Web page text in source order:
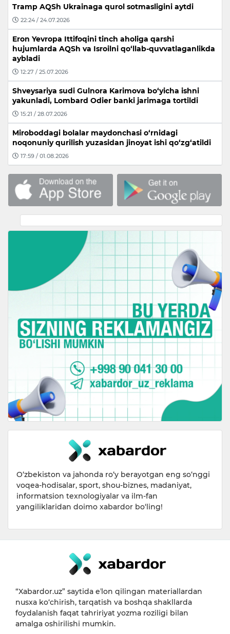
Tramp AQSh Ukrainaga qurol sotmasligini aytdi
22:24 / 24.07.2026
Eron Yevropa Ittifoqini tinch aholiga qarshi
hujumlarda AQSh va Isroilni qo‘llab-quvvatlaganlikda
aybladi
12:27 / 25.07.2026
Shveysariya sudi Gulnora Karimova bo‘yicha ishni
yakunladi, Lombard Odier banki jarimaga tortildi
15:21 / 28.07.2026
Miroboddagi bolalar maydonchasi o‘rnidagi
noqonuniy qurilish yuzasidan jinoyat ishi qo‘zg‘atildi
17:59 / 01.08.2026
O‘zbekiston va jahonda ro‘y berayotgan eng so‘nggi
voqea-hodisalar, sport, shou-biznes, madaniyat,
informatsion texnologiyalar va ilm-fan
yangiliklaridan doimo xabardor bo‘ling!
“Xabardor.uz” saytida eʼlon qilingan materiallardan
nusxa ko‘chirish, tarqatish va boshqa shakllarda
foydalanish faqat tahririyat yozma roziligi bilan
amalga oshirilishi mumkin.